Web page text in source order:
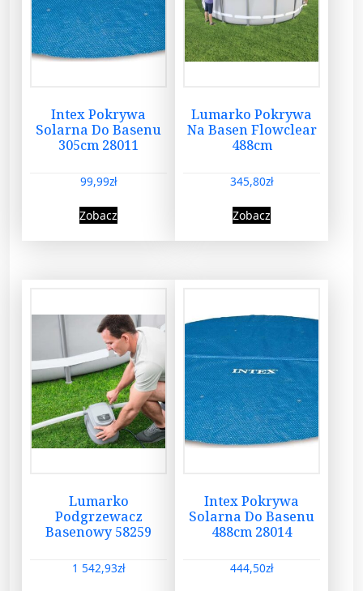
Intex Pokrywa
Solarna Do Basenu
305cm 28011
99,99zł
Zobacz
Lumarko Pokrywa
Na Basen Flowclear
488cm
345,80zł
Zobacz
Lumarko
Podgrzewacz
Basenowy 58259
1 542,93zł
Intex Pokrywa
Solarna Do Basenu
488cm 28014
444,50zł